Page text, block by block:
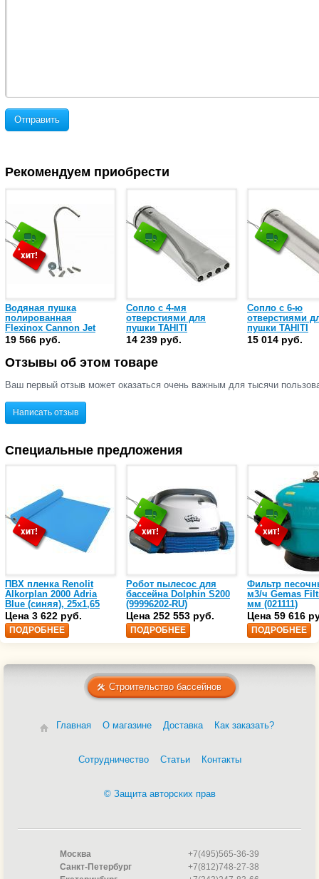
Отправить
Рекомендуем приобрести
Водяная пушка
полированная
Flexinox Cannon Jet
Thaiti (87187010)
19 566 руб.
Сопло с 4-мя
отверстиями для
пушки TAHITI
(87187011)
14 239 руб.
Сопло с 6-ю
отверстиями
пушки TAHITI
(87187013)
15 014 руб.
Отзывы об этом товаре
Ваш первый отзыв может оказаться очень важным для тысячи
Написать отзыв
Специальные предложения
ПВХ пленка Renolit
Alkorplan 2000 Adria
Blue (синяя), 25х1,65
(35216203)
Цена 3 622 руб.
ПОДРОБНЕЕ
Робот пылесос для
бассейна Dolphin S200
(99996202-RU)
Цена 252 553 руб.
ПОДРОБНЕЕ
Фильтр
м3/ч Gemas
мм (021111)
Цена 59 616
ПОДРОБНЕЕ
Строительство бассейнов
Главная О магазине Доставка Как заказать?
Сотрудничество Статьи Контакты
© Защита авторских прав
Москва
+7(495)565-36-39
Санкт-Петербург
+7(812)748-27-38